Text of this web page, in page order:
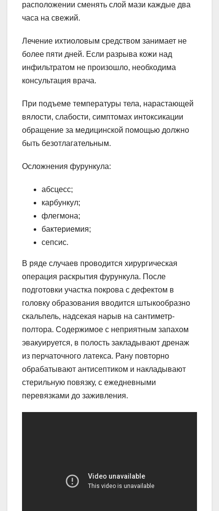
расположении сменять слой мази каждые два
часа на свежий.
Лечение ихтиоловым средством занимает не
более пяти дней. Если разрыва кожи над
инфильтратом не произошло, необходима
консультация врача.
При подъеме температуры тела, нарастающей
вялости, слабости, симптомах интоксикации
обращение за медицинской помощью должно
быть безотлагательным.
Осложнения фурункула:
абсцесс;
карбункул;
флегмона;
бактериемия;
сепсис.
В ряде случаев проводится хирургическая
операция раскрытия фурункула. После
подготовки участка покрова с дефектом в
головку образования вводится штыкообразно
скальпель, надсекая нарыв на сантиметр-
полтора. Содержимое с неприятным запахом
эвакуируется, в полость закладывают дренаж
из перчаточного латекса. Рану повторно
обрабатывают антисептиком и накладывают
стерильную повязку, с ежедневными
перевязками до заживления.